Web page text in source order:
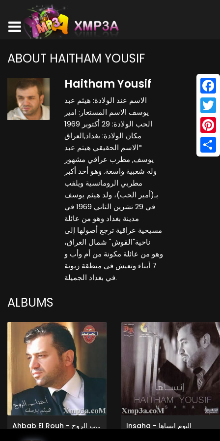
ABOUT HAITHAM YOUSIF
Haitham Yousif
الاسم عند الولادة: هيثم عبد
يوسف الاسم المستعار: امير
الحب الولادة: 29 أكتوبر 1969
مكان الولادة: بغداد,العراق
*الاسم الحقيقي هيثم عبد
يوسف, مطرب عراقي مشهور
وله شعبية واسعة. وهو أحد أكبر
مطربي الرومانسية ويلقب
بـ(أمير الحب)، ولد هيثم يوسف
في 29 تشرين الثاني 1969 في
مدينة بغداد وهو من عائلة
مسيحية عراقية ترجع أصولها إلى
ناحية"القوش" شمال العراق،
وهو من عائلة مكونة من أم وأب و
7 أبناء وتعيش في منطقة زيونة
في بغداد الجميلة.
ALBUMS
Ahbab El Rouh - احباب الروح
Haitham Yousif
Insaha - البوم انساها